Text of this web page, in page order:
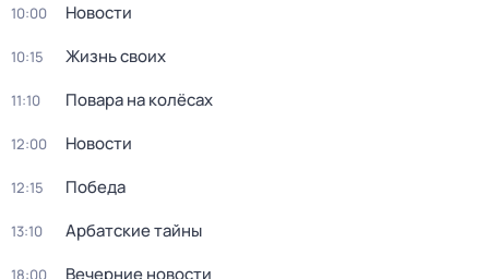
10:00 Новости
10:15 Жизнь своих
11:10 Повара на колёсах
12:00 Новости
12:15 Победа
13:10 Арбатские тайны
18:00 Вечерние новости